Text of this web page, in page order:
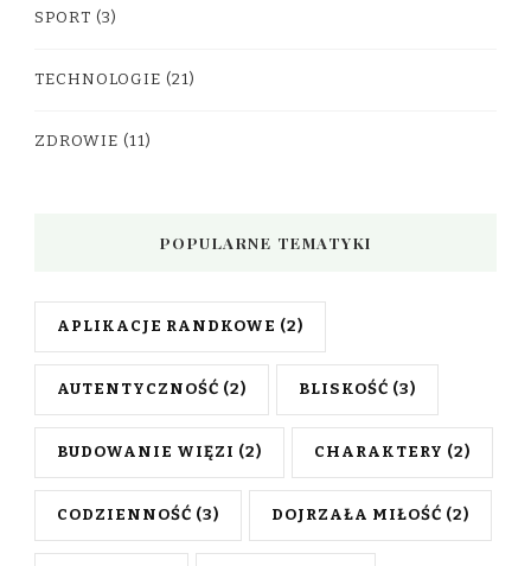
SPORT (3)
TECHNOLOGIE (21)
ZDROWIE (11)
POPULARNE TEMATYKI
APLIKACJE RANDKOWE (2)
AUTENTYCZNOŚĆ (2) BLISKOŚĆ (3)
BUDOWANIE WIĘZI (2) CHARAKTERY (2)
CODZIENNOŚĆ (3) DOJRZAŁA MIŁOŚĆ (2)